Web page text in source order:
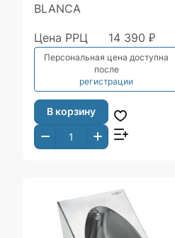
BLANCA
Цена РРЦ 14 390 ₽
Персональная цена доступна
после
регистрации
В корзину